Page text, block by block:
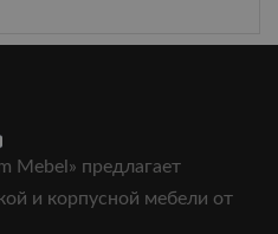
Mebel» предлагает
и корпусной мебели от